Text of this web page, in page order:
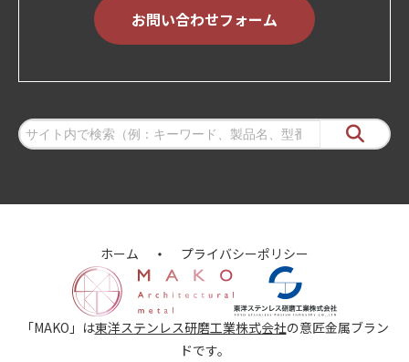
お問い合わせフォーム
ホーム プライバシーポリシー
「MAKO」は東洋ステンレス研磨工業株式会社の意匠金属ブラン
ドです。